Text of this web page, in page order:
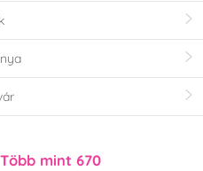
Több mint 670